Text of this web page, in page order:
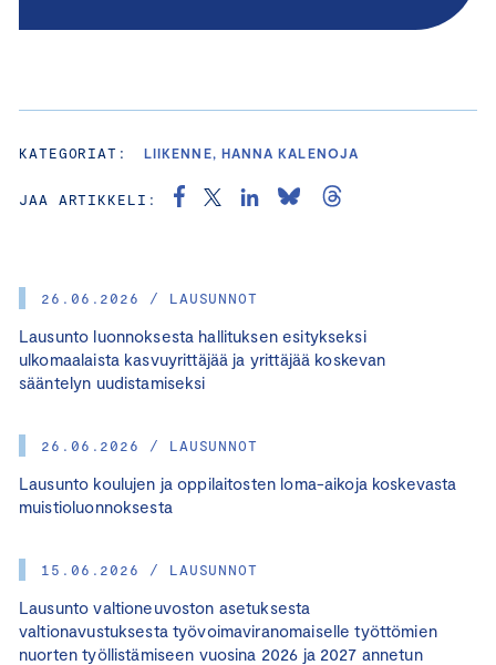
26.06.2026 / LAUSUNNOT
Lausunto luonnoksesta hallituksen esitykseksi
ulkomaalaista kasvuyrittäjää ja yrittäjää koskevan
sääntelyn uudistamiseksi
26.06.2026 / LAUSUNNOT
Lausunto koulujen ja oppilaitosten loma-aikoja koskevasta
muistioluonnoksesta
15.06.2026 / LAUSUNNOT
Lausunto valtioneuvoston asetuksesta
valtionavustuksesta työvoimaviranomaiselle työttömien
nuorten työllistämiseen vuosina 2026 ja 2027 annetun
KATEGORIAT: LIIKENNE, HANNA KALENOJA
JAA ARTIKKELI: